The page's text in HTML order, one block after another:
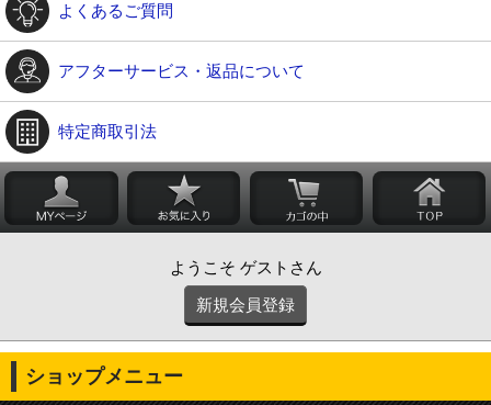
よくあるご質問
アフターサービス・返品について
特定商取引法
ようこそ ゲストさん
新規会員登録
ショップメニュー